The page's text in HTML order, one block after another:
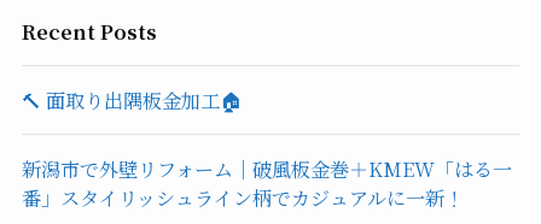
Recent Posts
🔨 面取り出隅板金加工🏠
新潟市で外壁リフォーム｜破風板金巻＋KMEW「はる一
番」スタイリッシュライン柄でカジュアルに一新！